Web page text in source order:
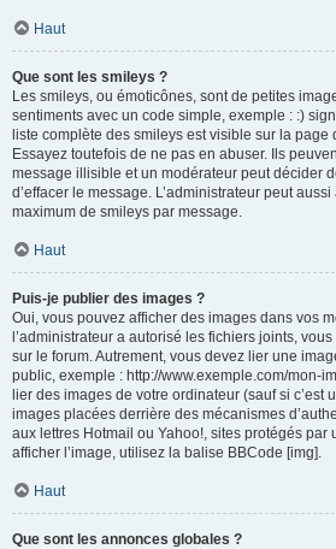
Haut
Que sont les smileys ?
Les smileys, ou émoticônes, sont de petites
sentiments avec un code simple, exemple : :)
liste complète des smileys est visible sur la
Essayez toutefois de ne pas en abuser. Ils
message illisible et un modérateur peut décider
d’effacer le message. L’administrateur peut
maximum de smileys par message.
Haut
Puis-je publier des images ?
Oui, vous pouvez afficher des images dans vos
l’administrateur a autorisé les fichiers joints,
sur le forum. Autrement, vous devez lier une
public, exemple : http://www.exemple.com/mon-
lier des images de votre ordinateur (sauf si c’est
images placées derrière des mécanismes
aux lettres Hotmail ou Yahoo!, sites protégés par
afficher l’image, utilisez la balise BBCode [img].
Haut
Que sont les annonces globales ?